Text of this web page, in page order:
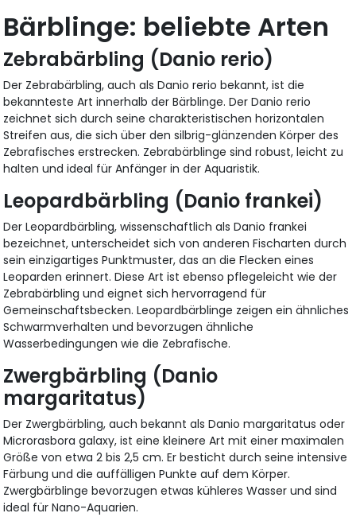
Bärblinge: beliebte Arten
Zebrabärbling (Danio rerio)
Der Zebrabärbling, auch als Danio rerio bekannt, ist die
bekannteste Art innerhalb der Bärblinge. Der Danio rerio
zeichnet sich durch seine charakteristischen horizontalen
Streifen aus, die sich über den silbrig-glänzenden Körper des
Zebrafisches erstrecken. Zebrabärblinge sind robust, leicht zu
halten und ideal für Anfänger in der Aquaristik.
Leopardbärbling (Danio frankei)
Der Leopardbärbling, wissenschaftlich als Danio frankei
bezeichnet, unterscheidet sich von anderen Fischarten durch
sein einzigartiges Punktmuster, das an die Flecken eines
Leoparden erinnert. Diese Art ist ebenso pflegeleicht wie der
Zebrabärbling und eignet sich hervorragend für
Gemeinschaftsbecken. Leopardbärblinge zeigen ein ähnliches
Schwarmverhalten und bevorzugen ähnliche
Wasserbedingungen wie die Zebrafische.
Zwergbärbling (Danio
margaritatus)
Der Zwergbärbling, auch bekannt als Danio margaritatus oder
Microrasbora galaxy, ist eine kleinere Art mit einer maximalen
Größe von etwa 2 bis 2,5 cm. Er besticht durch seine intensive
Färbung und die auffälligen Punkte auf dem Körper.
Zwergbärblinge bevorzugen etwas kühleres Wasser und sind
ideal für Nano-Aquarien.